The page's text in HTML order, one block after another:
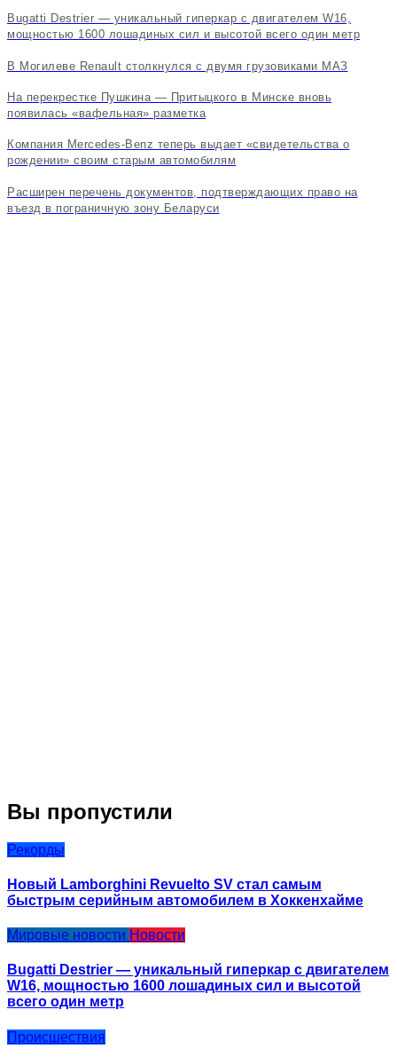
Bugatti Destrier — уникальный гиперкар с двигателем W16,
мощностью 1600 лошадиных сил и высотой всего один метр
В Могилеве Renault столкнулся с двумя грузовиками МАЗ
На перекрестке Пушкина — Притыцкого в Минске вновь
появилась «вафельная» разметка
Компания Mercedes-Benz теперь выдает «свидетельства о
рождении» своим старым автомобилям
Расширен перечень документов, подтверждающих право на
въезд в пограничную зону Беларуси
Вы пропустили
Рекорды
Новый Lamborghini Revuelto SV стал самым
быстрым серийным автомобилем в Хоккенхайме
Мировые новости Новости
Bugatti Destrier — уникальный гиперкар с двигателем
W16, мощностью 1600 лошадиных сил и высотой
всего один метр
Происшествия